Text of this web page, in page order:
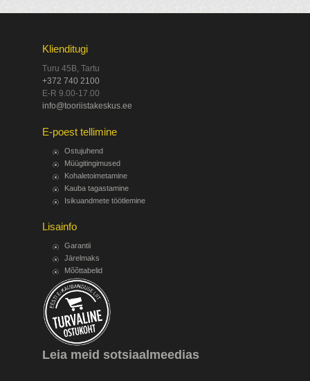
Klienditugi
Turu 45B, Tartu
+372 740 2100
E-R 9.00-17.00
info@tooriistakeskus.ee
E-poest tellimine
Ostujuhend
Müügitingimused
Kohaletoimetamine
Kauba tagastamine
Isikuandmete töötlemine
Lisainfo
Garantii
Järelmaks
Mõõttabelid
Leia meid sotsiaalmeedias